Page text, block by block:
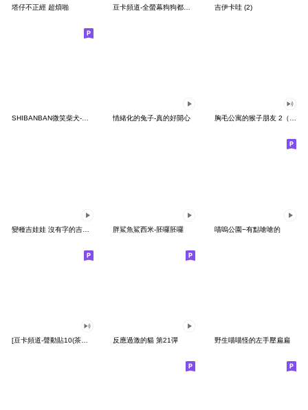
塔仔不正經 超煩啪 吉伊卡哇 (2)
SHIBANBAN微笑柴犬-廢柴寶寶日常 情緒化的兔子-真的好開心 胸毛公寓的猴子朋友 2（有聲動態）
胖鯊魚鯊西米-胚囉胚囉 喵嗚公園−有點嗆嗆的
反應過激的貓 第21彈 野生喵喵怪的左手壓扁扁